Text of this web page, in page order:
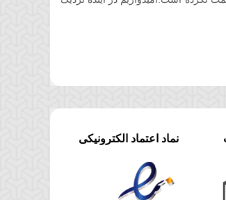
نماد اعتماد الکترونیکی